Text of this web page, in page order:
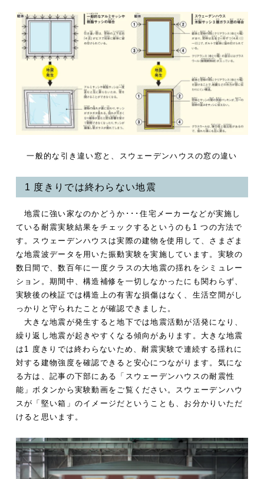
一般的な引き違い窓と、スウェーデンハウスの窓の違い
1 度きりでは終わらない地震
地震に強い家なのかどうか･･･住宅メーカーなどが実施し
ている耐震実験結果をチェックするというのも1 つの方法で
す。スウェーデンハウスは実際の建物を使用して、さまざま
な地震波データを用いた振動実験を実施しています。実験の
数日間で、数百年に一度クラスの大地震の揺れをシミュレー
ション。期間中、構造補修を一切しなかったにも関わらず、
実験後の検証では構造上の有害な損傷はなく、生活空間がし
っかりと守られたことが確認できました。
大きな地震が発生すると地下では地震活動が活発になり、
繰り返し地震が起きやすくなる傾向があります。大きな地震
は1 度きりでは終わらないため、耐震実験で連続する揺れに
対する建物強度を確認できると安心につながります。気にな
る方は、記事の下部にある「スウェーデンハウスの耐震性
能」ボタンから実験動画をご覧ください。スウェーデンハウ
スが「堅い箱」のイメージだということも、お分かりいただ
けると思います。